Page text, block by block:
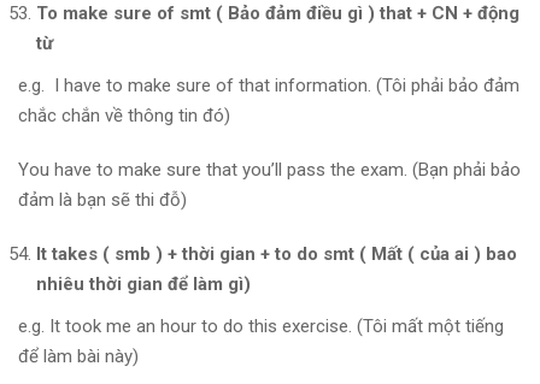
To make sure of smt ( Bảo đảm điều gì ) that + CN + động
từ
e.g. I have to make sure of that information. (Tôi phải bảo đảm
chắc chắn về thông tin đó)
You have to make sure that you’ll pass the exam. (Bạn phải bảo
đảm là bạn sẽ thi đỗ)
It takes ( smb ) + thời gian + to do smt ( Mất ( của ai ) bao
nhiêu thời gian để làm gì)
e.g. It took me an hour to do this exercise. (Tôi mất một tiếng
để làm bài này)